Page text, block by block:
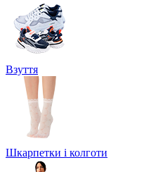
Взуття
Шкарпетки і колготи